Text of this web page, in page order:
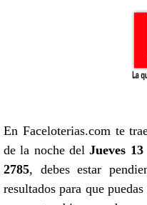
En Faceloterias.com te
de la noche delJueves
2785, debes estar
resultados para que